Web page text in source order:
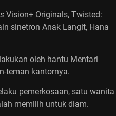
Vision+ Originals, Twisted:
sinetron Anak Langit, Hana
oleh hantu Mentari
teman kantornya.
pemerkosaan, satu wanita
memilih untuk diam.